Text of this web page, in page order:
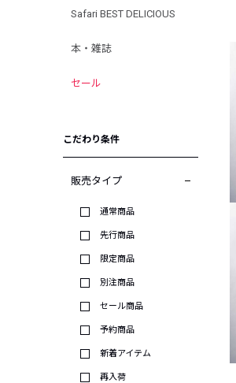
Safari BEST DELICIOUS
本・雑誌
セール
こだわり条件
販売タイプ
通常商品
先行商品
限定商品
別注商品
セール商品
予約商品
新着アイテム
再入荷